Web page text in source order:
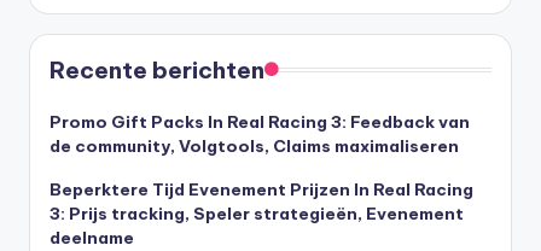
Recente berichten
Promo Gift Packs In Real Racing 3: Feedback van
de community, Volgtools, Claims maximaliseren
Beperktere Tijd Evenement Prijzen In Real Racing
3: Prijs tracking, Speler strategieën, Evenement
deelname